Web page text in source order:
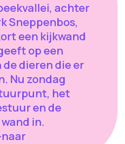
achter
Sneppenbos,
een kijkwand
op een
dieren die er
Nu zondag
het
en de
in.
naar